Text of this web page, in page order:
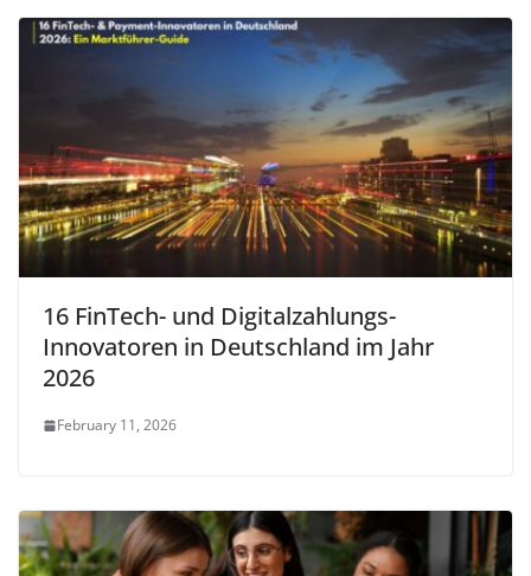
16 FinTech- und Digitalzahlungs-
Innovatoren in Deutschland im Jahr
2026
February 11, 2026